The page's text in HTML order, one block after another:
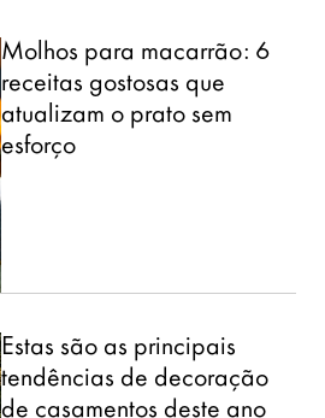
Molhos para macarrão: 6
receitas gostosas que
atualizam o prato sem
esforço
Estas são as principais
tendências de decoração
de casamentos deste ano